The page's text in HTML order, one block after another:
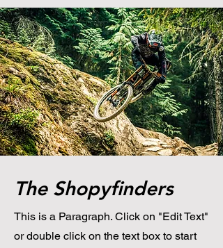
The Shopyfinders
This is a Paragraph. Click on "Edit Text"
or double click on the text box to start